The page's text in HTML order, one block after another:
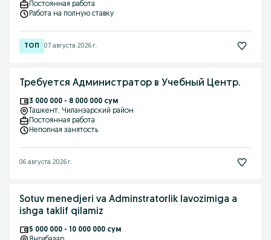
Постоянная работа
Работа на полную ставку
07 августа 2026 г.
Требуется Администратор в Учебный Центр.
3 000 000 - 8 000 000 сум
Ташкент, Чиланзарский район
Постоянная работа
Неполная занятость
06 августа 2026 г.
Sotuv menedjeri va Adminstratorlik lavozimiga a
ishga taklif qilamiz
5 000 000 - 10 000 000 сум